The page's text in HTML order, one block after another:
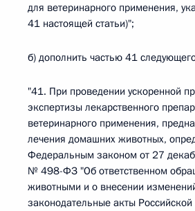
для ветеринарного применения,
41 настоящей статьи)";
б) дополнить частью 41
"41. При проведении ускоренной
экспертизы лекарственного
ветеринарного применения,
лечения домашних животных,
Федеральным законом от 27
№ 498-ФЗ "Об ответственном
животными и о внесении
законодательные акты